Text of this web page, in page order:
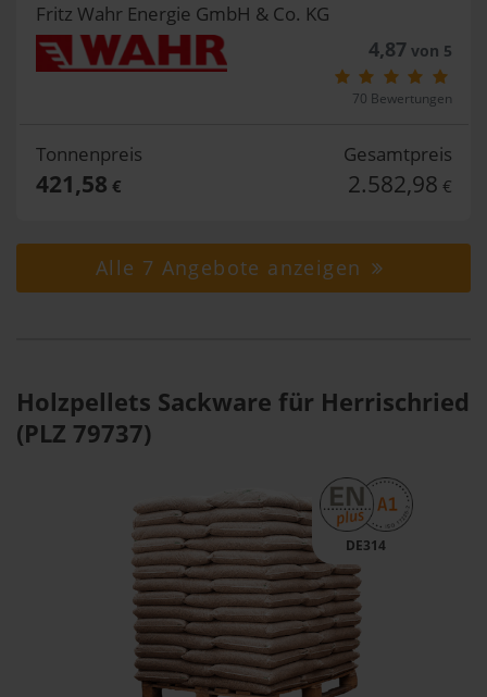
Fritz Wahr Energie GmbH & Co. KG
4,87von 5
70 Bewertungen
Tonnenpreis
421,58 €
Gesamtpreis
2.582,98 €
Alle 7 Angebote anzeigen
Holzpellets Sackware für Herrischried
(PLZ 79737)
DE314